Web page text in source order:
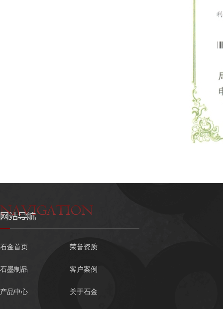
石金首页 荣誉资质
石墨制品 客户案例
产品中心 关于石金